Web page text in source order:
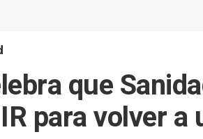
que
para volver a